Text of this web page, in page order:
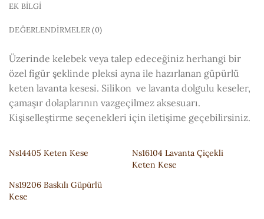
EK BILGI
DEĞERLENDIRMELER (0)
Üzerinde kelebek veya talep edeceğiniz herhangi bir
özel figür şeklinde pleksi ayna ile hazırlanan güpürlü
keten lavanta kesesi. Silikon ve lavanta dolgulu keseler,
çamaşır dolaplarının vazgeçilmez aksesuarı.
Kişiselleştirme seçenekleri için iletişime geçebilirsiniz.
Ns14405 Keten Kese
Ns16104 Lavanta Çiçekli
Keten Kese
Ns19206 Baskılı Güpürlü
Kese